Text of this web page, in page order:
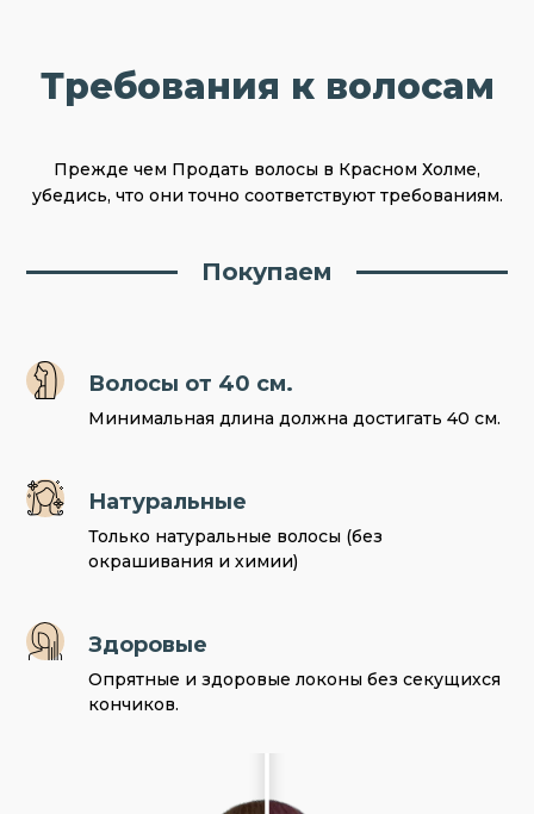
Требования к волосам
Прежде чем Продать волосы в Красном Холме,
убедись, что они точно соответствуют требованиям.
Покупаем
Волосы от 40 см.
Минимальная длина должна достигать 40 см.
Натуральные
Только натуральные волосы (без
окрашивания и химии)
Здоровые
Опрятные и здоровые локоны без секущихся
кончиков.